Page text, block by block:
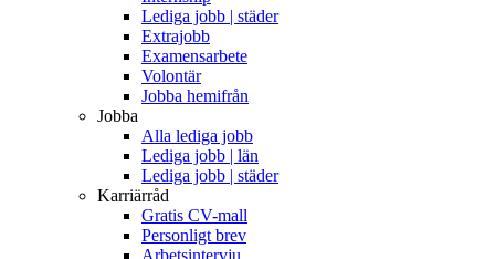
Lediga jobb | städer
Extrajobb
Examensarbete
Volontär
Jobba hemifrån
Jobba
Alla lediga jobb
Lediga jobb | län
Lediga jobb | städer
Karriärråd
Gratis CV-mall
Personligt brev
Arbetsintervju